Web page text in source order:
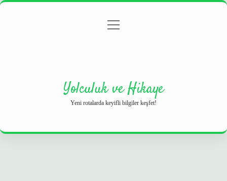
Gizlilik Politikası
menüyü
Yolculuk ve Hikaye
Yeni rotalarda keyifli bilgiler keşfet!